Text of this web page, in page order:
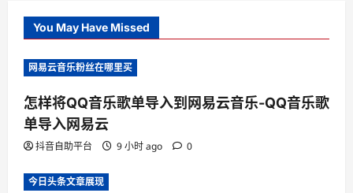
You May Have Missed
网易云音乐粉丝在哪里买
怎样将QQ音乐歌单导入到网易云音乐-QQ音乐歌
单导入网易云
抖音自助平台 9 小时 ago 0
今日头条文章展现